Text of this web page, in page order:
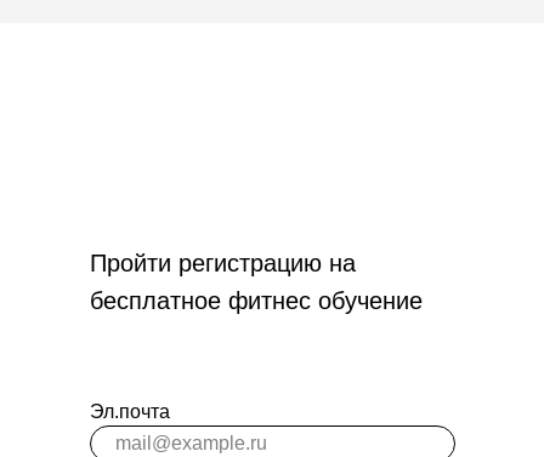
Эл.почта
Пройти регистрацию на
бесплатное фитнес обучение